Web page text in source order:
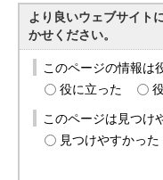
より良いウェブサイト
かせください。
このページの情報は
役に立った
このページは見つけ
見つけやすかった